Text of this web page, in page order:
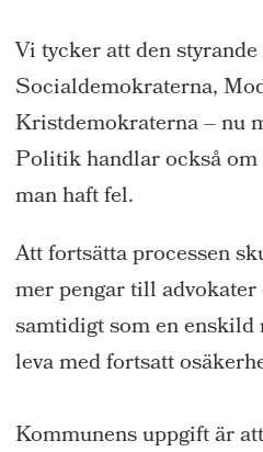
Vi tycker att den
Socialdemokraterna,
Kristdemokraterna – nu
Politik handlar också
man haft fel.
Att fortsätta processen
mer pengar till
samtidigt som en enskild
leva med fortsatt
Kommunens uppgift är